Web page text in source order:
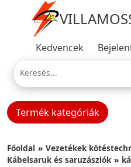
Kedvencek
Termék kategóriák
Főoldal
Vezetékek
Kábelsaruk és saruzászlók